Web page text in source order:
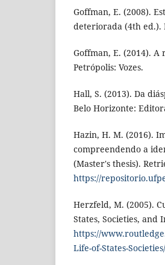
Goffman, E. (2008).
deteriorada (4th ed.).
Goffman, E. (2014).
Petrópolis: Vozes.
Hall, S. (2013). Da
Belo Horizonte:
Hazin, H. M. (2016).
compreendendo a
(Master's thesis).
https://
Herzfeld, M. (2005).
States, Societies,
https://
Life-of-States-